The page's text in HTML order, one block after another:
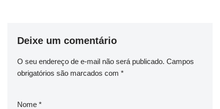
Deixe um comentário
O seu endereço de e-mail não será publicado. Campos
obrigatórios são marcados com *
Nome *